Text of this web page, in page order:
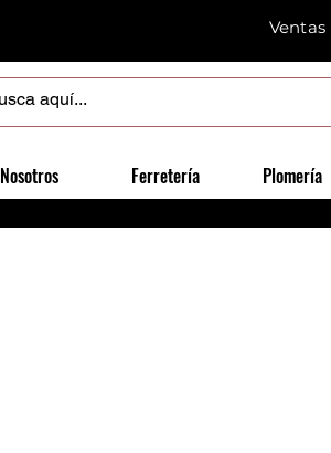
Ventas
Nosotros Ferretería Plomería